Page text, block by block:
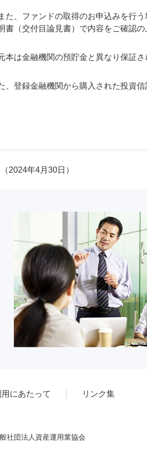
、ファンドの取得のお申込みを行
（交付目論見書）で内容をご確認
は金融機関の預貯金と異なり保証
登録金融機関から購入された投資
2024年4月30日）
用にあたって
リンク集
社団法人資産運用業協会